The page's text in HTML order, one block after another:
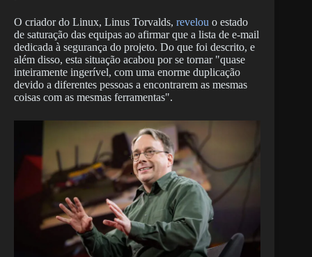
O criador do Linux, Linus Torvalds, revelou o estado
de saturação das equipas ao afirmar que a lista de e-mail
dedicada à segurança do projeto. Do que foi descrito, e
além disso, esta situação acabou por se tornar "quase
inteiramente ingerível, com uma enorme duplicação
devido a diferentes pessoas a encontrarem as mesmas
coisas com as mesmas ferramentas".